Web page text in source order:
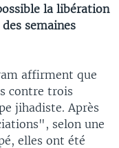
la libération
semaines
affirment que
contre trois
jihadiste. Après
selon une
elles ont été